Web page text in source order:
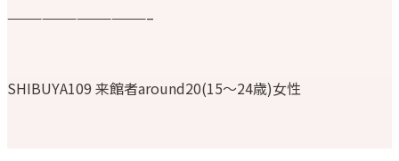
————————————–
SHIBUYA109 来館者around20(15〜24歳)女性